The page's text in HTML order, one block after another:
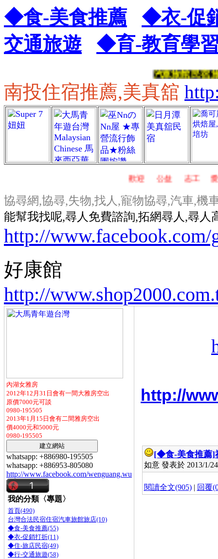
◆食-美食推薦
◆衣-促
交通旅遊
◆育-教育學
汽車旅館,民宿,
南投住宿推薦,美真舘
歡迎,公益,志工 ,愛心
協尋網,協尋,失物,找人,寵物協尋,汽車,機
能幫我找呢,尋 人免費諮詢,拓網尋人,尋人
http://www.facebook.com/
好康館
http://
內湖女雅房
2012年12月31日會有一間大雅房空出
原價7000元可談
0980-195505
2013年1月15日會有二間雅房空出
價4000元和5000元
0980-195505
whatsapp: +886980-195505
whatsapp: +886953-805080
http://www.facebook.com/wenguang.wu
我的分類〈專題〉
首頁(490)
台灣合法民宿住宿汽車旅館旅店(10)
◆食-美食推薦(55)
◆衣-促銷打折(11)
◆住-旅店民宿(49)
◆行-交通旅遊(58)
http://
[◆食-美食推薦]
如意 發表於 2013/1/
閱讀全文(905)| 回覆